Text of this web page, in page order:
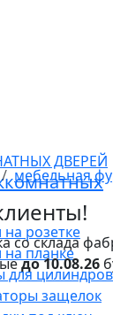
ДВЕРЕЙ
на розетке
на планке
для цилиндров
защелок
мебельная
со склада
до 10.08.26